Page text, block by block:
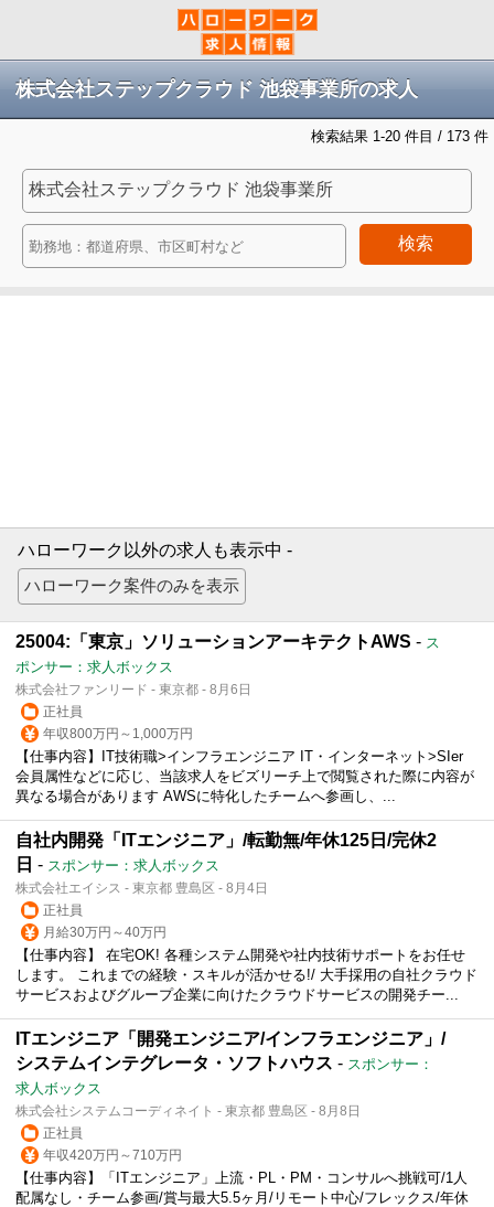
株式会社ステップクラウド 池袋事業所の求人
検索結果 1-20 件目 / 173 件
検索
ハローワーク以外の求人も表示中 -
25004:「東京」ソリューションアーキテクトAWS - ス
ポンサー：求人ボックス
株式会社ファンリード - 東京都 - 8月6日
正社員
年収800万円～1,000万円
【仕事内容】IT技術職>インフラエンジニア IT・インターネット>SIer
会員属性などに応じ、当該求人をビズリーチ上で閲覧された際に内容が
異なる場合があります AWSに特化したチームへ参画し、...
自社内開発「ITエンジニア」/転勤無/年休125日/完休2
日 - スポンサー：求人ボックス
株式会社エイシス - 東京都 豊島区 - 8月4日
正社員
月給30万円～40万円
【仕事内容】 在宅OK! 各種システム開発や社内技術サポートをお任せ
します。 これまでの経験・スキルが活かせる!/ 大手採用の自社クラウド
サービスおよびグループ企業に向けたクラウドサービスの開発チー...
ITエンジニア「開発エンジニア/インフラエンジニア」/
システムインテグレータ・ソフトハウス - スポンサー：
求人ボックス
株式会社システムコーディネイト - 東京都 豊島区 - 8月8日
正社員
年収420万円～710万円
【仕事内容】「ITエンジニア」上流・PL・PM・コンサルへ挑戦可/1人
配属なし・チーム参画/賞与最大5.5ヶ月/リモート中心/フレックス/年休